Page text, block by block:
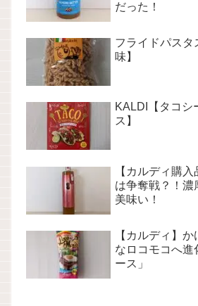
だった！
フライドパスタ
味】
KALDI【タコシ
ス】
【カルディ購入
は争奪戦？！濃
美味い！
【カルディ】
なロコモコへ進
ース」